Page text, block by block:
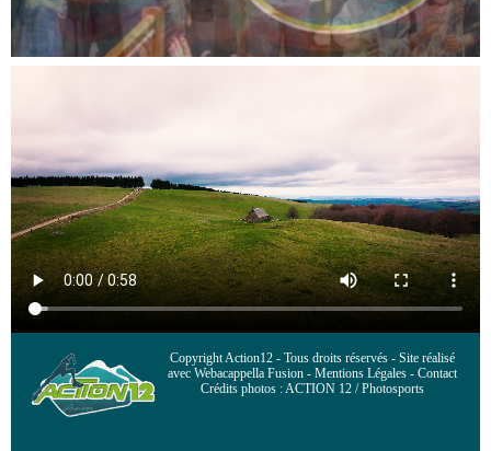
Copyright Action12 - Tous droits réservés - Site réalisé
avec Webacappella Fusion - Mentions Légales - Contact
Crédits photos : ACTION 12 / Photosports